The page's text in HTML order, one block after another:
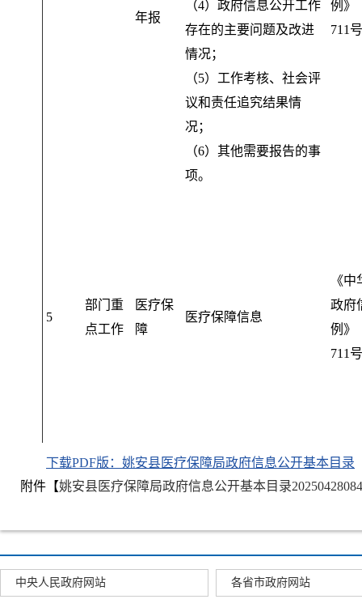
年报
（4）政府信息公开工作
存在的主要问题及改进
情况；
（5）工作考核、社会评
议和责任追究结果情
况；
（6）其他需要报告的事
项。
例》
711
5
部门重
点工作
医疗保
障
医疗保障信息
《
政府
例》
711
下载PDF版：姚安县医疗保障局政府信息公开基本目录
附件【姚安县医疗保障局政府信息公开基本目录
中央人民政府网站 各省市政府网站